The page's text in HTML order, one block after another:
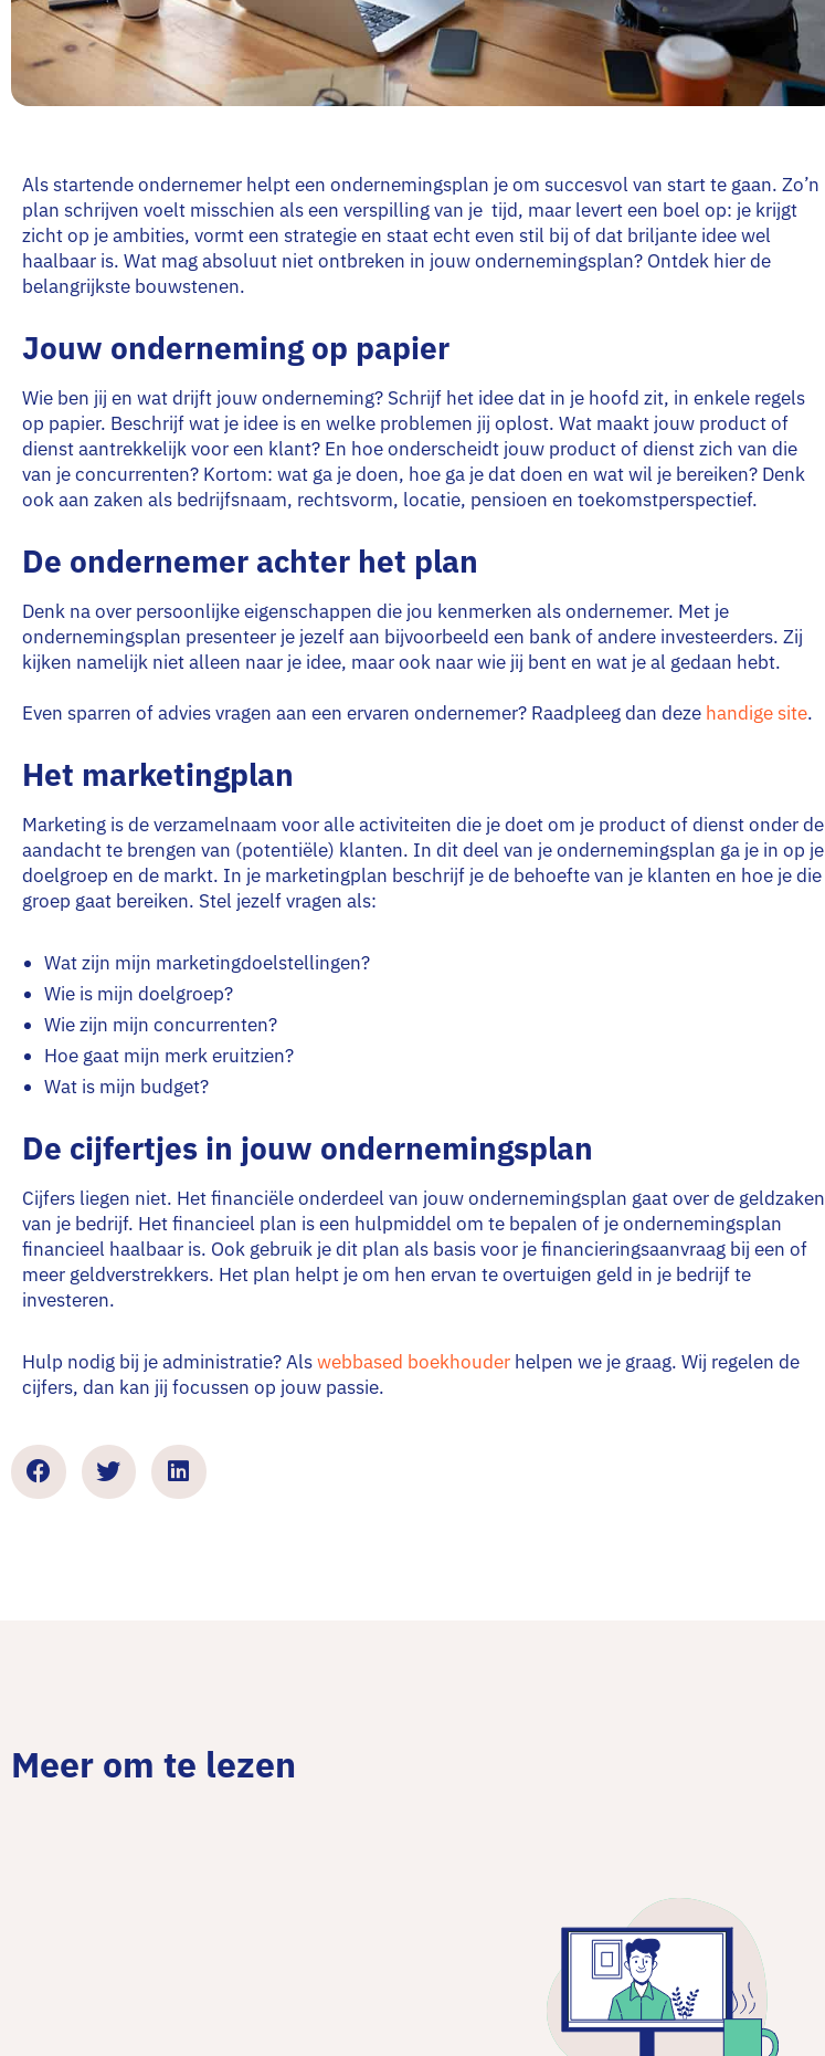
Als startende ondernemer helpt een ondernemingsplan je om succesvol van start te gaan. Zo’n
plan schrijven voelt misschien als een verspilling van je tijd, maar levert een boel op: je krijgt
zicht op je ambities, vormt een strategie en staat echt even stil bij of dat briljante idee wel
haalbaar is. Wat mag absoluut niet ontbreken in jouw ondernemingsplan? Ontdek hier de
belangrijkste bouwstenen.
Jouw onderneming op papier
Wie ben jij en wat drijft jouw onderneming? Schrijf het idee dat in je hoofd zit, in enkele regels
op papier. Beschrijf wat je idee is en welke problemen jij oplost. Wat maakt jouw product of
dienst aantrekkelijk voor een klant? En hoe onderscheidt jouw product of dienst zich van die
van je concurrenten? Kortom: wat ga je doen, hoe ga je dat doen en wat wil je bereiken? Denk
ook aan zaken als bedrijfsnaam, rechtsvorm, locatie, pensioen en toekomstperspectief.
De ondernemer achter het plan
Denk na over persoonlijke eigenschappen die jou kenmerken als ondernemer. Met je
ondernemingsplan presenteer je jezelf aan bijvoorbeeld een bank of andere investeerders. Zij
kijken namelijk niet alleen naar je idee, maar ook naar wie jij bent en wat je al gedaan hebt.
Even sparren of advies vragen aan een ervaren ondernemer? Raadpleeg dan deze handige site.
Het marketingplan
Marketing is de verzamelnaam voor alle activiteiten die je doet om je product of dienst onder de
aandacht te brengen van (potentiële) klanten. In dit deel van je ondernemingsplan ga je in op je
doelgroep en de markt. In je marketingplan beschrijf je de behoefte van je klanten en hoe je die
groep gaat bereiken. Stel jezelf vragen als:
Wat zijn mijn marketingdoelstellingen?
Wie is mijn doelgroep?
Wie zijn mijn concurrenten?
Hoe gaat mijn merk eruitzien?
Wat is mijn budget?
De cijfertjes in jouw ondernemingsplan
Cijfers liegen niet. Het financiële onderdeel van jouw ondernemingsplan gaat over de geldzaken
van je bedrijf. Het financieel plan is een hulpmiddel om te bepalen of je ondernemingsplan
financieel haalbaar is. Ook gebruik je dit plan als basis voor je financieringsaanvraag bij een of
meer geldverstrekkers. Het plan helpt je om hen ervan te overtuigen geld in je bedrijf te
investeren.
Hulp nodig bij je administratie? Alswebbased boekhouder helpen we je graag. Wij regelen de
cijfers, dan kan jij focussen op jouw passie.
Meer om te lezen